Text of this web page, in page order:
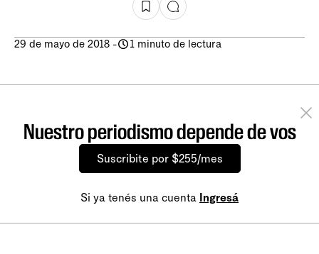
29 de mayo de 2018 - 1 minuto de lectura
Nuestro periodismo depende de vos
Suscribite por $255/mes
Si ya tenés una cuenta Ingresá